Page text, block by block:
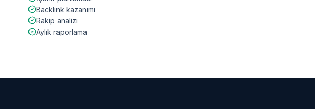
Backlink kazanımı
Rakip analizi
Aylık raporlama